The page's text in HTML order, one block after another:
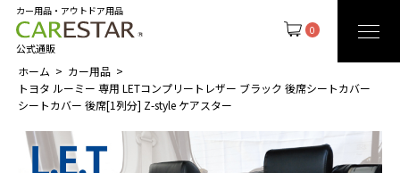
0
カー用品・アウトドア用品
公式通販
ホーム
カー用品
トヨタ ルーミー 専用 LETコンプリートレザー ブラック 後席シートカバー
シートカバー 後席[1列分] Z-style ケアスター